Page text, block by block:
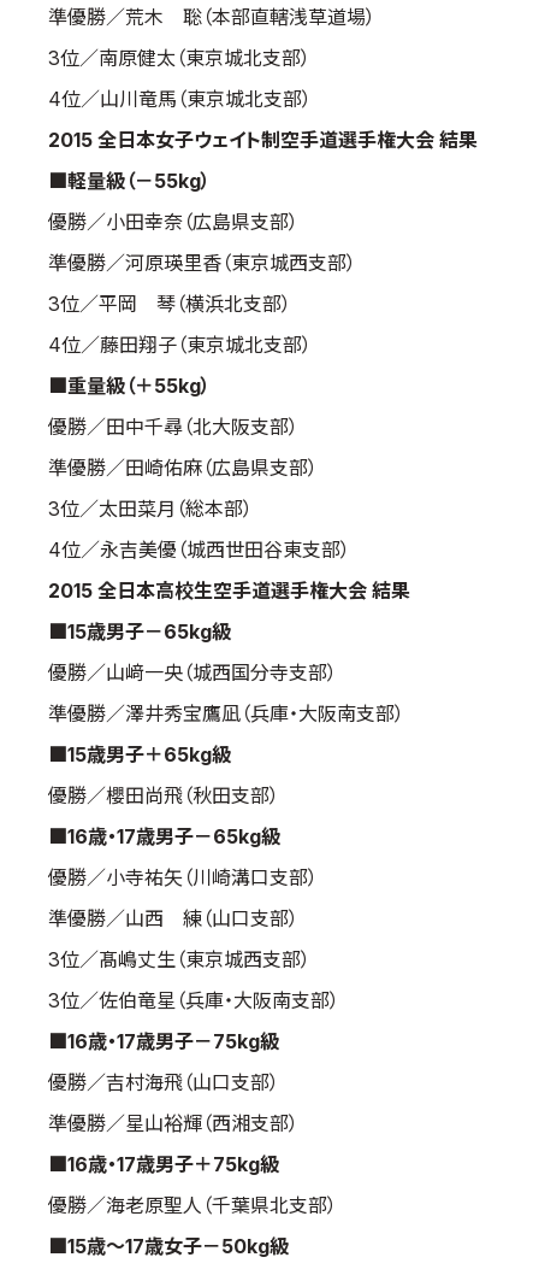
準優勝／荒木 聡（本部直轄浅草道場）
3位／南原健太（東京城北支部）
4位／山川竜馬（東京城北支部）
2015 全日本女子ウェイト制空手道選手権大会 結果
■軽量級（－55kg）
優勝／小田幸奈（広島県支部）
準優勝／河原瑛里香（東京城西支部）
3位／平岡 琴（横浜北支部）
4位／藤田翔子（東京城北支部）
■重量級（＋55kg）
優勝／田中千尋（北大阪支部）
準優勝／田崎佑麻（広島県支部）
3位／太田菜月（総本部）
4位／永吉美優（城西世田谷東支部）
2015 全日本高校生空手道選手権大会 結果
■15歳男子－65kg級
優勝／山﨑一央（城西国分寺支部）
準優勝／澤井秀宝鷹凪（兵庫・大阪南支部）
■15歳男子＋65kg級
優勝／櫻田尚飛（秋田支部）
■16歳・17歳男子－65kg級
優勝／小寺祐矢（川崎溝口支部）
準優勝／山西 練（山口支部）
3位／髙嶋丈生（東京城西支部）
3位／佐伯竜星（兵庫・大阪南支部）
■16歳・17歳男子－75kg級
優勝／吉村海飛（山口支部）
準優勝／星山裕輝（西湘支部）
■16歳・17歳男子＋75kg級
優勝／海老原聖人（千葉県北支部）
■15歳～17歳女子－50kg級